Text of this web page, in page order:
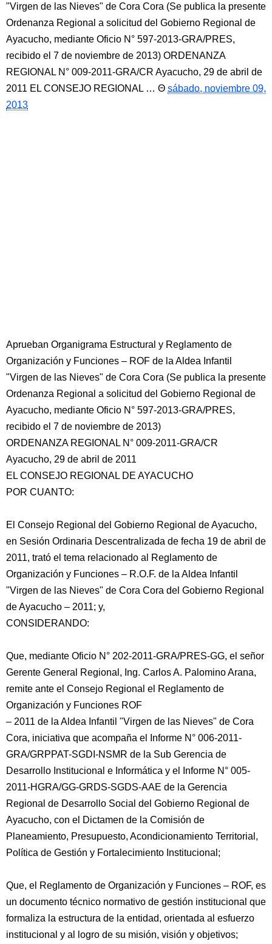
"Virgen de las Nieves" de Cora Cora (Se publica la presente
Ordenanza Regional a solicitud del Gobierno Regional de
Ayacucho, mediante Oficio N° 597-2013-GRA/PRES,
recibido el 7 de noviembre de 2013) ORDENANZA
REGIONAL N° 009-2011-GRA/CR Ayacucho, 29 de abril de
2011 EL CONSEJO REGIONAL …
sábado, noviembre 09,
2013
Aprueban Organigrama Estructural y Reglamento de
Organización y Funciones – ROF de la Aldea Infantil
"Virgen de las Nieves" de Cora Cora (Se publica la presente
Ordenanza Regional a solicitud del Gobierno Regional de
Ayacucho, mediante Oficio N° 597-2013-GRA/PRES,
recibido el 7 de noviembre de 2013)
ORDENANZA REGIONAL N° 009-2011-GRA/CR
Ayacucho, 29 de abril de 2011
EL CONSEJO REGIONAL DE AYACUCHO
POR CUANTO:
El Consejo Regional del Gobierno Regional de Ayacucho,
en Sesión Ordinaria Descentralizada de fecha 19 de abril de
2011, trató el tema relacionado al Reglamento de
Organización y Funciones – R.O.F. de la Aldea Infantil
"Virgen de las Nieves" de Cora Cora del Gobierno Regional
de Ayacucho – 2011; y,
CONSIDERANDO:
Que, mediante Oficio N° 202-2011-GRA/PRES-GG, el señor
Gerente General Regional, Ing. Carlos A. Palomino Arana,
remite ante el Consejo Regional el Reglamento de
Organización y Funciones ROF
– 2011 de la Aldea Infantil "Virgen de las Nieves" de Cora
Cora, iniciativa que acompaña el Informe N° 006-2011-
GRA/GRPPAT-SGDI-NSMR de la Sub Gerencia de
Desarrollo Institucional e Informática y el Informe N° 005-
2011-HGRA/GG-GRDS-SGDS-AAE de la Gerencia
Regional de Desarrollo Social del Gobierno Regional de
Ayacucho, con el Dictamen de la Comisión de
Planeamiento, Presupuesto, Acondicionamiento Territorial,
Política de Gestión y Fortalecimiento Institucional;
Que, el Reglamento de Organización y Funciones – ROF, es
un documento técnico normativo de gestión institucional que
formaliza la estructura de la entidad, orientada al esfuerzo
institucional y al logro de su misión, visión y objetivos;